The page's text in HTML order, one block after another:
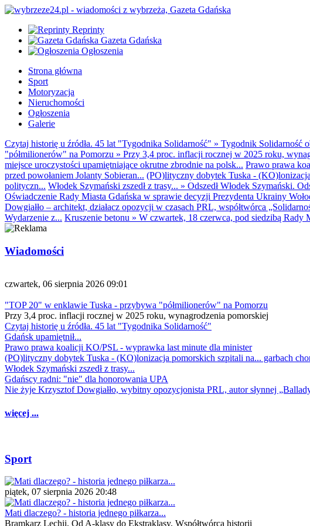
Reprinty
Gazeta Gdańska
Ogłoszenia
Strona główna
Sport
Motoryzacja
Nieruchomości
Ogłoszenia
Galerie
Czytaj historię u źródła. 45 lat "Tygodnika Solidarność" » Tygodnik Solidarność
"półmilionerów" na Pomorzu » Przy 3,4 proc. inflacji rocznej w 2025 roku,
miejsce uroczystości upamiętniające okrutne zbrodnie na polsk... Prawo prawa
przed powołaniem Jolanty Sobieran... (PO)lityczny dobytek Tuska -
polityczn... Włodek Szymański zszedł z trasy... » Odszedł Włodek Szymański.
Oświadczenie Rady Miasta Gdańska w sprawie decyzji Prezydenta Ukrainy
Dowgiałło – architekt, działacz opozycji w czasach PRL, współtwórca
Wydarzenie z... Kruszenie betonu » W czwartek, 18 czerwca, pod siedzibą Rady
Wiadomości
czwartek, 06 sierpnia 2026 09:01
"TOP 20" w enklawie Tuska - przybywa "półmilionerów" na Pomorzu
Przy 3,4 proc. inflacji rocznej w 2025 roku, wynagrodzenia pomorskiej
Czytaj historię u źródła. 45 lat "Tygodnika Solidarność"
Gdańsk upamiętnił...
Prawo prawa koalicji KO/PSL - wyprawka last minute dla minister
(PO)lityczny dobytek Tuska - (KO)lonizacja pomorskich szpitali na... garbach
Włodek Szymański zszedł z trasy...
Gdańscy radni: "nie" dla honorowania UPA
Nie żyje Krzysztof Dowgiałło, wybitny opozycjonista PRL, autor słynnej
więcej ...
Sport
piątek, 07 sierpnia 2026 20:48
Mati dlaczego? - historia jednego piłkarza...
Bramkarz Lechii. Od A-klasy do Ekstraklasy. Współtwórca historii